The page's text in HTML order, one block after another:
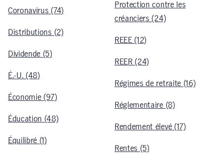
Coronavirus (74)
Distributions (2)
Dividende (5)
É.-U. (48)
Économie (97)
Éducation (48)
Équilibré (1)
Protection contre les
créanciers (24)
REEE (12)
REER (24)
Régimes de retraite (16)
Réglementaire (8)
Rendement élevé (17)
Rentes (5)